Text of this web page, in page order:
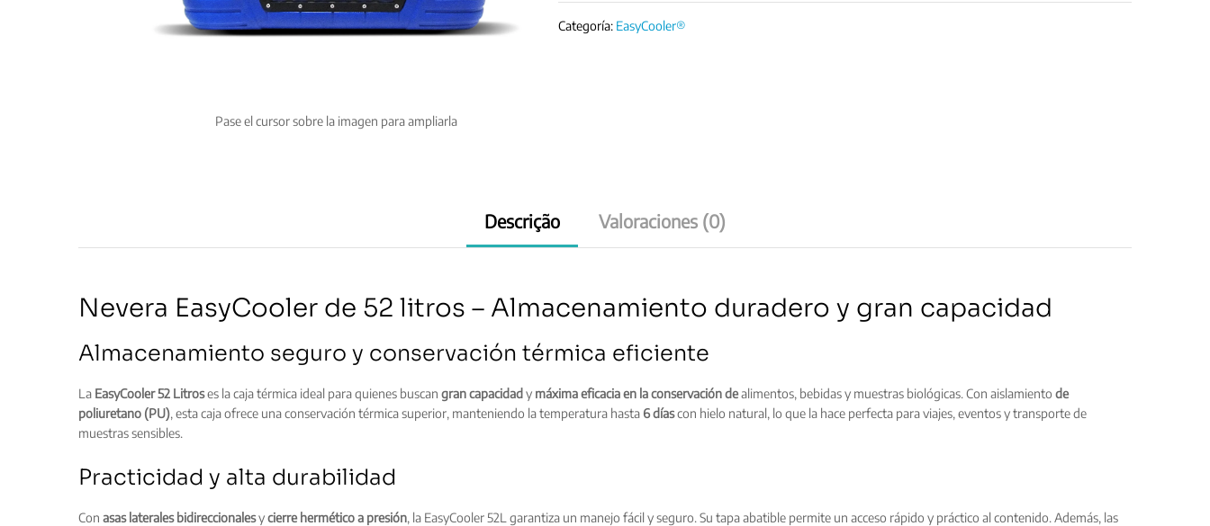
Pase el cursor sobre la imagen para ampliarla
Litros
Categoría: EasyCooler®
Descrição Valoraciones (0)
Nevera EasyCooler de 52 litros – Almacenamiento duradero y gran capacidad
Almacenamiento seguro y conservación térmica eficiente
La EasyCooler 52 Litroses la caja térmica ideal para quienes buscan gran capacidad y máxima eficacia en la conservación dealimentos, bebidas y muestras biológicas. Con aislamiento de
poliuretano (PU), esta caja ofrece una conservación térmica superior, manteniendo la temperatura hasta 6 díascon hielo natural, lo que la hace perfecta para viajes, eventos y transporte de
muestras sensibles.
Practicidad y alta durabilidad
Con asas laterales bidireccionalesycierre hermético a presión, la EasyCooler 52L garantiza un manejo fácil y seguro. Su tapa abatible permite un acceso rápido y práctico al contenido. Además, las